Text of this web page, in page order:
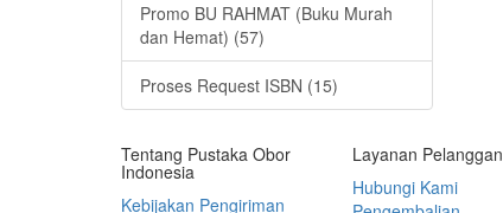
Promo BU RAHMAT (Buku Murah
dan Hemat) (57)
Proses Request ISBN (15)
Tentang Pustaka Obor
Indonesia
Kebijakan Pengiriman
Layanan Pelanggan
Hubungi Kami